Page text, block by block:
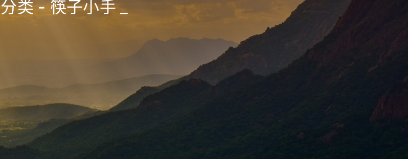
分类 - 筷子小手_